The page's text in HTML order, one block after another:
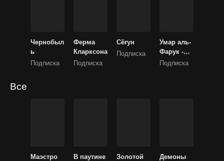
Чернобыл
ь
Подписка
Ферма
Кларксона
Подписка
Сёгун
Подписка
Умар аль-
Фарук -
Умар ибн
Подписка
Все
Маэстро
В паутине
Золотой
Демоны